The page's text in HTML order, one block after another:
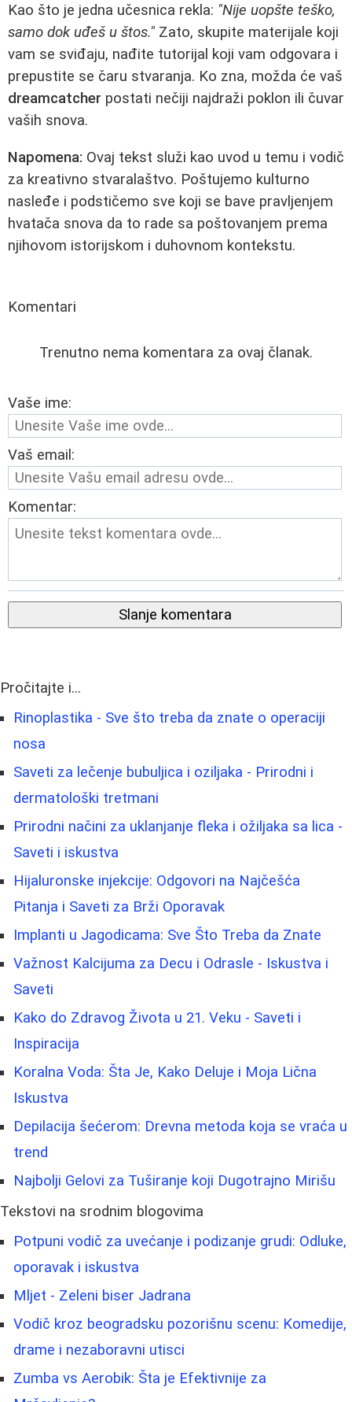
Kao što je jedna učesnica rekla: "Nije uopšte teško,
samo dok uđeš u štos." Zato, skupite materijale koji
vam se sviđaju, nađite tutorijal koji vam odgovara i
prepustite se čaru stvaranja. Ko zna, možda će vaš
dreamcatcher postati nečiji najdraži poklon ili čuvar
vaših snova.
Napomena: Ovaj tekst služi kao uvod u temu i vodič
za kreativno stvaralaštvo. Poštujemo kulturno
nasleđe i podstičemo sve koji se bave pravljenjem
hvatača snova da to rade sa poštovanjem prema
njihovom istorijskom i duhovnom kontekstu.
Komentari
Trenutno nema komentara za ovaj članak.
Vaše ime:
Vaš email:
Komentar:
Slanje komentara
Pročitajte i...
Rinoplastika - Sve što treba da znate o operaciji
nosa
Saveti za lečenje bubuljica i oziljaka - Prirodni i
dermatološki tretmani
Prirodni načini za uklanjanje fleka i ožiljaka sa lica -
Saveti i iskustva
Hijaluronske injekcije: Odgovori na Najčešća
Pitanja i Saveti za Brži Oporavak
Implanti u Jagodicama: Sve Što Treba da Znate
Važnost Kalcijuma za Decu i Odrasle - Iskustva i
Saveti
Kako do Zdravog Života u 21. Veku - Saveti i
Inspiracija
Koralna Voda: Šta Je, Kako Deluje i Moja Lična
Iskustva
Depilacija šećerom: Drevna metoda koja se vraća u
trend
Najbolji Gelovi za Tuširanje koji Dugotrajno Mirišu
Tekstovi na srodnim blogovima
Potpuni vodič za uvećanje i podizanje grudi: Odluke,
oporavak i iskustva
Mljet - Zeleni biser Jadrana
Vodič kroz beogradsku pozorišnu scenu: Komedije,
drame i nezaboravni utisci
Zumba vs Aerobik: Šta je Efektivnije za